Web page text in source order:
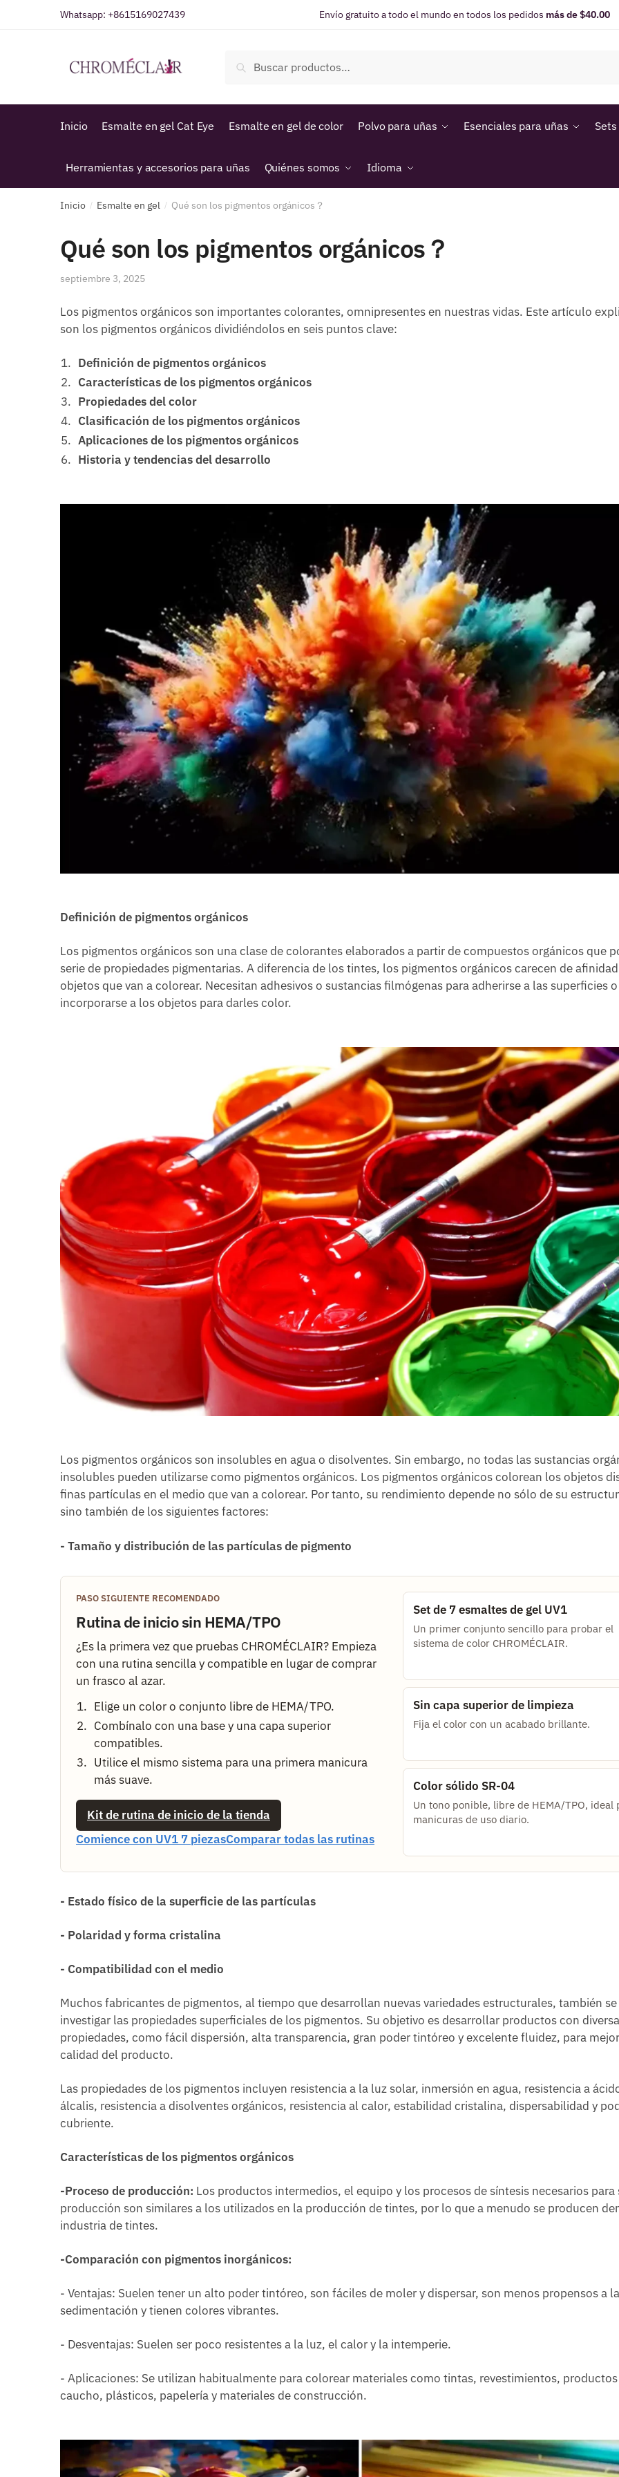
Whatsapp: +8615169027439 Envío gratuito a todo el mundo en todos los pedidos más de $40.00
por:
Buscar
Inicio Esmalte en gel Cat Eye Esmalte en gel de color Polvo para uñas Esenciales para uñas
Herramientas y accesorios para uñas Quiénes somos Idioma
Inicio / Esmalte en gel / Qué son los pigmentos orgánicos？
Qué son los pigmentos orgánicos？
septiembre 3, 2025
Los pigmentos orgánicos son importantes colorantes, omnipresentes en nuestras vidas. Este artículo
son los pigmentos orgánicos dividiéndolos en seis puntos clave:
Definición de pigmentos orgánicos
Características de los pigmentos orgánicos
Propiedades del color
Clasificación de los pigmentos orgánicos
Aplicaciones de los pigmentos orgánicos
Historia y tendencias del desarrollo
Definición de pigmentos orgánicos
Los pigmentos orgánicos son una clase de colorantes elaborados a partir de compuestos orgánicos que
serie de propiedades pigmentarias. A diferencia de los tintes, los pigmentos orgánicos carecen de
objetos que van a colorear. Necesitan adhesivos o sustancias filmógenas para adherirse a las superficies o
incorporarse a los objetos para darles color.
Los pigmentos orgánicos son insolubles en agua o disolventes. Sin embargo, no todas las sustancias
insolubles pueden utilizarse como pigmentos orgánicos. Los pigmentos orgánicos colorean los objetos
finas partículas en el medio que van a colorear. Por tanto, su rendimiento depende no sólo de su
sino también de los siguientes factores:
- Tamaño y distribución de las partículas de pigmento
PASO SIGUIENTE RECOMENDADO
Rutina de inicio sin HEMA/TPO
¿Es la primera vez que pruebas CHROMÉCLAIR? Empieza
con una rutina sencilla y compatible en lugar de comprar
un frasco al azar.
Elige un color o conjunto libre de HEMA/TPO.
Combínalo con una base y una capa superior
compatibles.
Utilice el mismo sistema para una primera manicura
más suave.
Kit de rutina de inicio de la tienda
Comience con UV1 7 piezasComparar todas las rutinas
Set de 7 esmaltes de gel UV1
Un primer conjunto sencillo para probar el
sistema de color CHROMÉCLAIR.
Sin capa superior de limpieza
Fija el color con un acabado brillante.
Color sólido SR-04
Un tono ponible, libre de HEMA/TPO, ideal
manicuras de uso diario.
- Estado físico de la superficie de las partículas
- Polaridad y forma cristalina
- Compatibilidad con el medio
Muchos fabricantes de pigmentos, al tiempo que desarrollan nuevas variedades estructurales, también
investigar las propiedades superficiales de los pigmentos. Su objetivo es desarrollar productos con
propiedades, como fácil dispersión, alta transparencia, gran poder tintóreo y excelente fluidez, para
calidad del producto.
Las propiedades de los pigmentos incluyen resistencia a la luz solar, inmersión en agua, resistencia a
álcalis, resistencia a disolventes orgánicos, resistencia al calor, estabilidad cristalina, dispersabilidad y
cubriente.
Características de los pigmentos orgánicos
-Proceso de producción: Los productos intermedios, el equipo y los procesos de síntesis necesarios para
producción son similares a los utilizados en la producción de tintes, por lo que a menudo se producen
industria de tintes.
-Comparación con pigmentos inorgánicos:
- Ventajas: Suelen tener un alto poder tintóreo, son fáciles de moler y dispersar, son menos propensos a la
sedimentación y tienen colores vibrantes.
- Desventajas: Suelen ser poco resistentes a la luz, el calor y la intemperie.
- Aplicaciones: Se utilizan habitualmente para colorear materiales como tintas, revestimientos,
caucho, plásticos, papelería y materiales de construcción.